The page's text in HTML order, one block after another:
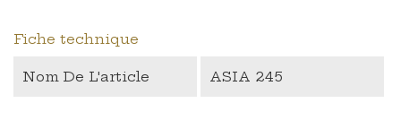
Fiche technique
Nom De L'article ASIA 245